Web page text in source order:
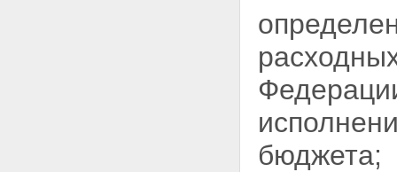
бюджета;